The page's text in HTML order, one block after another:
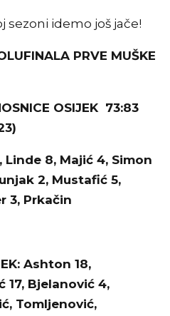
sezoni idemo još jače!
PRVE MUŠKE
OSIJEK 73:83
Linde 8, Majić 4, Simon
2, Mustafić 5,
3, Prkačin
Ashton 18,
17, Bjelanović 4,
Tomljenović,